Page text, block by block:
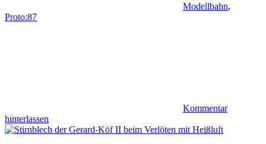
Modellbahn,
Proto:87
Kommentar
hinterlassen